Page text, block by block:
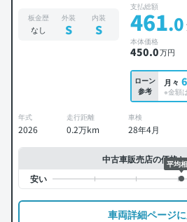
板金歴
なし
外装
S
内装
S
支払総額
461.0
本体価格
450.0万円
ローン
参考
月々
※金額
年式
2026
走行距離
0.2万km
車検
28年4月
中古車販売店の価格
平均
車両詳細ページ